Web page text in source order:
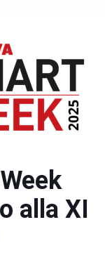
alla XI